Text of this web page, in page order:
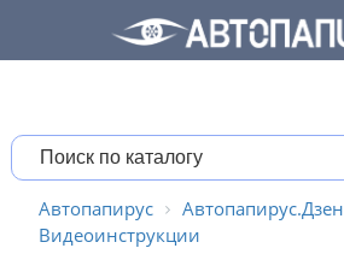
Автопапирус
Автопапирус.Дзен
Видеоинструкции